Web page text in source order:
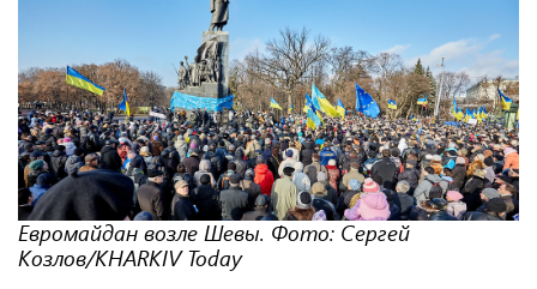
Евромайдан возле Шевы. Фото: Сергей
Козлов/KHARKIV Today